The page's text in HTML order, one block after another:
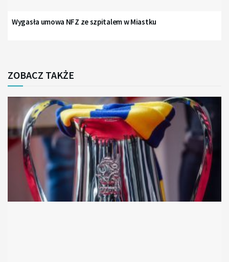
Wygasła umowa NFZ ze szpitalem w Miastku
ZOBACZ TAKŻE